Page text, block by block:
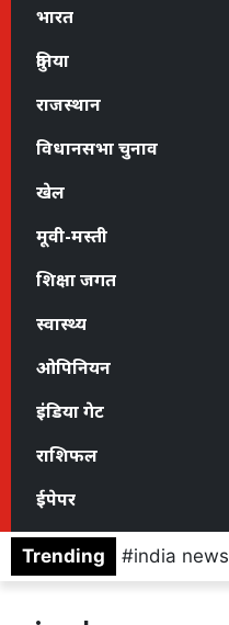
भारत
दुनिया
राजस्थान
विधानसभा चुनाव
खेल
मूवी-मस्ती
शिक्षा जगत
स्वास्थ्य
ओपिनियन
इंडिया गेट
राशिफल
ईपेपर
Trending india news